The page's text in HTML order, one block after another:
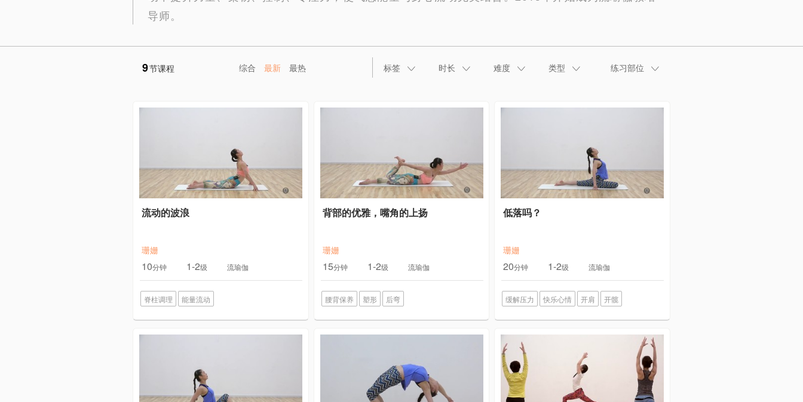
导师。
9节课程 综合 最新 最热 标签 时长 难度 类型 练习部位
流动的波浪
珊姗
10分钟 1-2级 流瑜伽
脊柱调理 能量流动
背部的优雅，嘴角的上扬
珊姗
15分钟 1-2级 流瑜伽
腰背保养 塑形 后弯
低落吗？
珊姗
20分钟 1-2级 流瑜伽
缓解压力 快乐心情 开肩 开髋